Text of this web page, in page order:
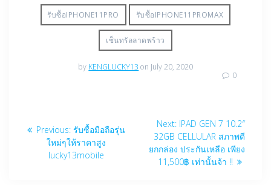
รับซื้อIPHONE11PRO รับซื้อIPHONE11PROMAX
เซ็นทรัลลาดพร้าว
by KENGLUCKY13 on July 20, 2020
0
navigation
Previous: Previous
post:
รับซื้อมือถือรุ่น
ใหม่ๆให้ราคาสูง
lucky13mobile
Next: Next
post:
IPAD GEN 7 10.2″
32GB CELLULAR สภาพดี
ยกกล่อง ประกันเหลือ เพียง
11,500฿ เท่านั้นจ้า !!